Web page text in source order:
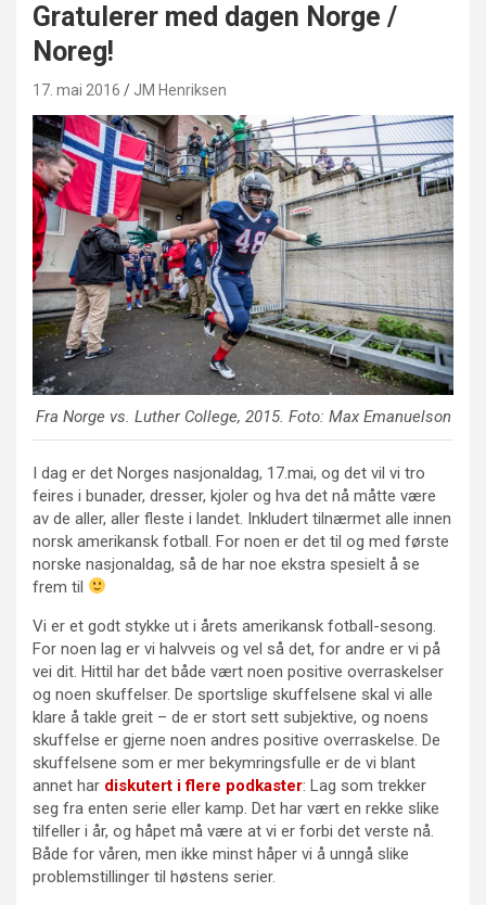
Gratulerer med dagen Norge /
Noreg!
17. mai 2016 JM Henriksen
Fra Norge vs. Luther College, 2015. Foto: Max Emanuelson
I dag er det Norges nasjonaldag, 17.mai, og det vil vi tro
feires i bunader, dresser, kjoler og hva det nå måtte være
av de aller, aller fleste i landet. Inkludert tilnærmet alle innen
norsk amerikansk fotball. For noen er det til og med første
norske nasjonaldag, så de har noe ekstra spesielt å se
frem til
Vi er et godt stykke ut i årets amerikansk fotball-sesong.
For noen lag er vi halvveis og vel så det, for andre er vi på
vei dit. Hittil har det både vært noen positive overraskelser
og noen skuffelser. De sportslige skuffelsene skal vi alle
klare å takle greit – de er stort sett subjektive, og noens
skuffelse er gjerne noen andres positive overraskelse. De
skuffelsene som er mer bekymringsfulle er de vi blant
annet har diskutert i flere podkaster: Lag som trekker
seg fra enten serie eller kamp. Det har vært en rekke slike
tilfeller i år, og håpet må være at vi er forbi det verste nå.
Både for våren, men ikke minst håper vi å unngå slike
problemstillinger til høstens serier.